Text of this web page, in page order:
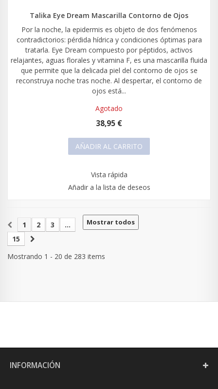
Talika Eye Dream Mascarilla Contorno de Ojos
Por la noche, la epidermis es objeto de dos fenómenos
contradictorios: pérdida hídrica y condiciones óptimas para
tratarla. Eye Dream compuesto por péptidos, activos
relajantes, aguas florales y vitamina F, es una mascarilla fluida
que permite que la delicada piel del contorno de ojos se
reconstruya noche tras noche. Al despertar, el contorno de
ojos está...
Agotado
38,95 €
AÑADIR AL CARRITO
Vista rápida
Añadir a la lista de deseos
Mostrar todos
1 2 3
...
15
Mostrando 1 - 20 de 283 items
INFORMACIÓN